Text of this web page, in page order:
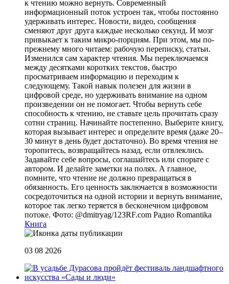
к чтению можно вернуть. Современный
информационный поток устроен так, чтобы постоянно
удерживать интерес. Новости, видео, сообщения
сменяют друг друга каждые несколько секунд. И мозг
привыкает к таким микро-порциям. При этом, мы по-
прежнему много читаем: рабочую переписку, статьи.
Изменился сам характер чтения. Мы переключаемся
между десятками коротких текстов, быстро
просматриваем информацию и переходим к
следующему. Такой навык полезен для жизни в
цифровой среде, но удерживать внимание на одном
произведении он не помогает. Чтобы вернуть себе
способность к чтению, не ставьте цель прочитать сразу
сотни страниц. Начинайте постепенно. Выберите книгу,
которая вызывает интерес и определите время (даже 20–
30 минут в день будет достаточно). Во время чтения не
торопитесь, возвращайтесь назад, если отвлеклись.
Задавайте себе вопросы, соглашайтесь или спорьте с
автором. И делайте заметки на полях. А главное,
помните, что чтение не должно превращаться в
обязанность. Его ценность заключается в возможности
сосредоточиться на одной истории и вернуть внимание,
которое так легко теряется в бесконечном цифровом
потоке. Фото: @dmitryag/123RF.com Радио Romantika
Книга
03 08 2026